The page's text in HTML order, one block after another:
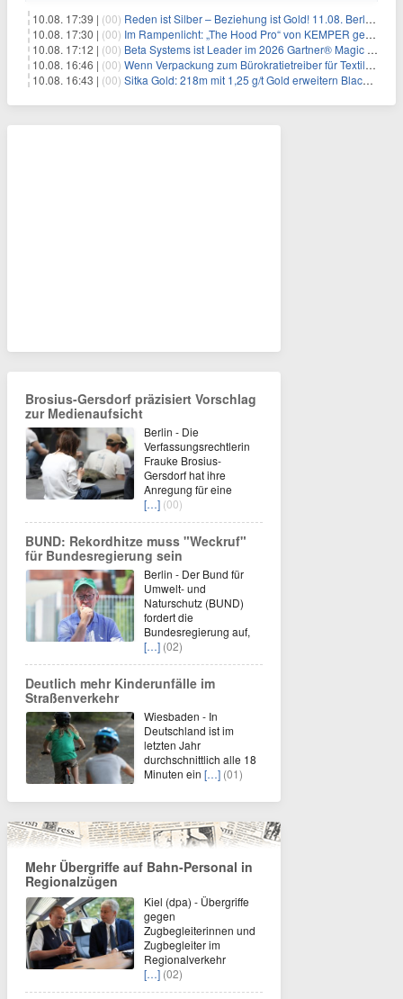
10.08. 17:39 | (00) Reden ist Silber – Beziehung ist Gold! 11.08. Berlin – 18:30 Uhr
10.08. 17:30 | (00) Im Rampenlicht: „The Hood Pro“ von KEMPER gewinnt den Red Dot Design Award 2026
10.08. 17:12 | (00) Beta Systems ist Leader im 2026 Gartner® Magic Quadrant™ für Service Orchestration and Automation Platforms (SOAP)
10.08. 16:46 | (00) Wenn Verpackung zum Bürokratietreiber für Textilunternehmen wird
10.08. 16:43 | (00) Sitka Gold: 218m mit 1,25 g/t Gold erweitern Blackjack massiv
Brosius-Gersdorf präzisiert Vorschlag
zur Medienaufsicht
Berlin - Die
Verfassungsrechtlerin
Frauke Brosius-
Gersdorf hat ihre
Anregung für eine
[…] (00)
BUND: Rekordhitze muss "Weckruf"
für Bundesregierung sein
Berlin - Der Bund für
Umwelt- und
Naturschutz (BUND)
fordert die
Bundesregierung auf,
[…] (02)
Deutlich mehr Kinderunfälle im
Straßenverkehr
Wiesbaden - In
Deutschland ist im
letzten Jahr
durchschnittlich alle 18
Minuten ein […] (01)
Mehr Übergriffe auf Bahn-Personal in
Regionalzügen
Kiel (dpa) - Übergriffe
gegen
Zugbegleiterinnen und
Zugbegleiter im
Regionalverkehr
[…] (02)